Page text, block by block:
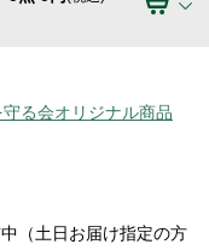
守る会オリジナル商品
（土日お届け指定の方